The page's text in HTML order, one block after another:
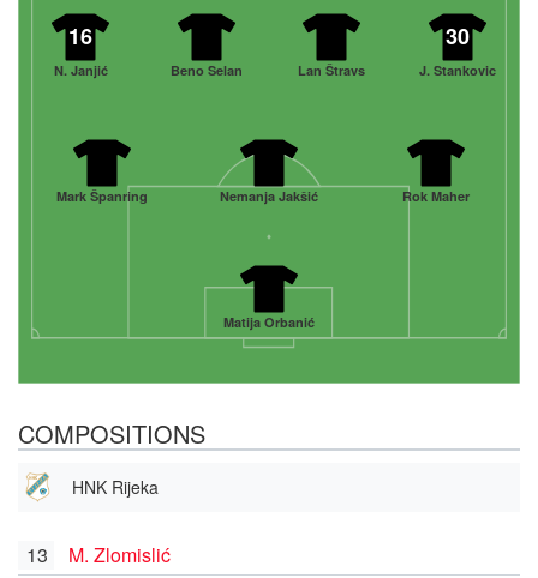
Matija Orbanić
Mark Španring Nemanja Jakšić Rok Maher
16
N. Janjić Beno Selan Lan Štravs
30
J. Stankovic
COMPOSITIONS
HNK Rijeka
13
M. Zlomislić